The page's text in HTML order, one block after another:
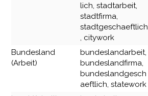
lich, stadtarbeit,
stadtfirma,
stadtgeschaeftlich
, citywork
Bundesland
(Arbeit)
bundeslandarbeit,
bundeslandfirma,
bundeslandgesch
aeftlich, statework